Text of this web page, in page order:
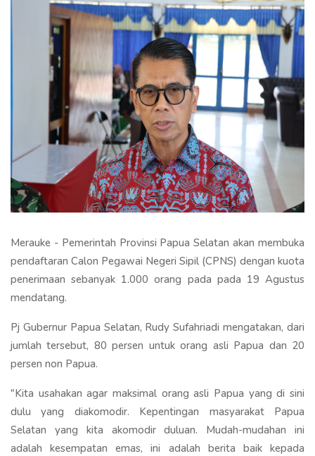
Merauke - Pemerintah Provinsi Papua Selatan akan membuka
pendaftaran Calon Pegawai Negeri Sipil (CPNS) dengan kuota
penerimaan sebanyak 1.000 orang pada pada 19 Agustus
mendatang.
Pj Gubernur Papua Selatan, Rudy Sufahriadi mengatakan, dari
jumlah tersebut, 80 persen untuk orang asli Papua dan 20
persen non Papua.
"Kita usahakan agar maksimal orang asli Papua yang di sini
dulu yang diakomodir. Kepentingan masyarakat Papua
Selatan yang kita akomodir duluan. Mudah-mudahan ini
adalah kesempatan emas, ini adalah berita baik kepada